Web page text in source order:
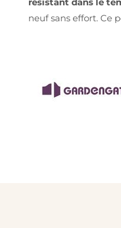
neuf sans effort. Ce